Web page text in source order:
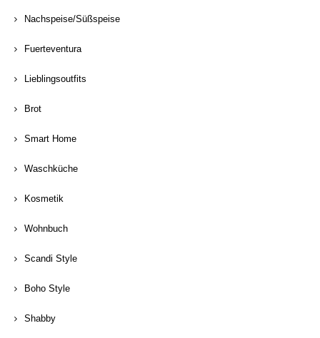
Nachspeise/Süßspeise
Fuerteventura
Lieblingsoutfits
Brot
Smart Home
Waschküche
Kosmetik
Wohnbuch
Scandi Style
Boho Style
Shabby